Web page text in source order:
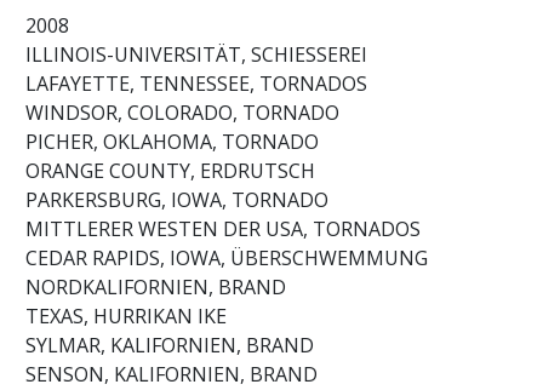
2008
ILLINOIS-UNIVERSITÄT, SCHIESSEREI
LAFAYETTE, TENNESSEE, TORNADOS
WINDSOR, COLORADO, TORNADO
PICHER, OKLAHOMA, TORNADO
ORANGE COUNTY, ERDRUTSCH
PARKERSBURG, IOWA, TORNADO
MITTLERER WESTEN DER USA, TORNADOS
CEDAR RAPIDS, IOWA, ÜBERSCHWEMMUNG
NORDKALIFORNIEN, BRAND
TEXAS, HURRIKAN IKE
SYLMAR, KALIFORNIEN, BRAND
SENSON, KALIFORNIEN, BRAND